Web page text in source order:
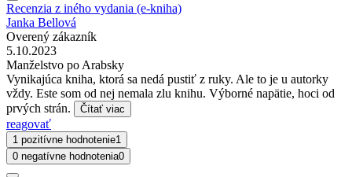
Recenzia z iného vydania (e-kniha)
Janka Bellová
Overený zákazník
5.10.2023
Manželstvo po Arabsky
Vynikajúca kniha, ktorá sa nedá pustiť z ruky. Ale to je u autorky
vždy. Este som od nej nemala zlu knihu. Výborné napätie, hoci od
prvých strán.
Čítať viac
reagovať
1 pozitívne hodnotenie1
0 negatívne hodnotenia0